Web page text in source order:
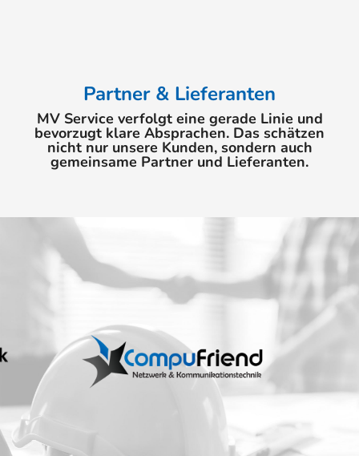
Partner & Lieferanten
MV Service verfolgt eine gerade Linie und
bevorzugt klare Absprachen. Das schätzen
nicht nur unsere Kunden, sondern auch
gemeinsame Partner und Lieferanten.